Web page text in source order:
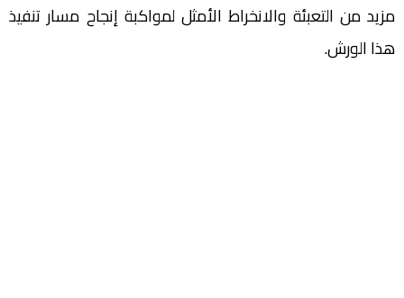
مزيد من التعبئة والانخراط الأمثل لمواكبة إنجاح مسار تنفيذ
هذا الورش.